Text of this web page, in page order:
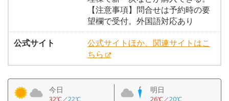
【注意事項】問合せは予約時の要
望欄で受付。外国語対応あり
公式サイト
公式サイトほか、関連サイトはこ
ちら
今日
32℃／22℃
明日
26℃／20℃